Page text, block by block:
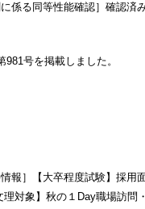
係る同等性能確認］確認
号を掲載しました。
報］【大卒程度試験】採用
対象】秋の１Day職場訪問